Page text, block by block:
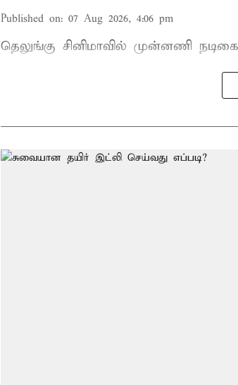
Published on: 07 Aug 2026, 4:06 pm
தெலுங்கு சினிமாவில் முன்னணி